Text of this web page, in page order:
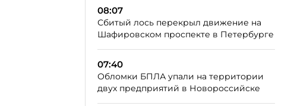
08:07
Сбитый лось перекрыл движение на
Шафировском проспекте в Петербурге
07:40
Обломки БПЛА упали на территории
двух предприятий в Новороссийске